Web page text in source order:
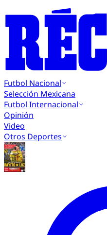
Futbol Nacional
Selección Mexicana
Futbol Internacional
Opinión
Video
Otros Deportes